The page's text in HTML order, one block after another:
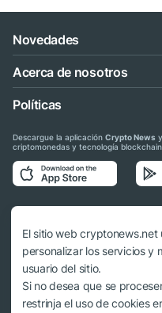
Novedades
Acerca de nosotros
Políticas
Descargue la aplicación Crypto News
criptomonedas y tecnología
Síganos en las redes sociales
© 2018 - 2026 Crypto News. Al usar
cryptonews.net.
El sitio web cryptonews.net
personalizar los servicios y
usuario del sitio.
Si no desea que se
restrinja el uso de cookies